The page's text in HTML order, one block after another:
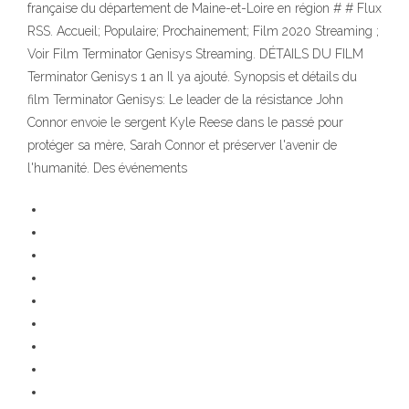
française du département de Maine-et-Loire en région # # Flux
RSS. Accueil; Populaire; Prochainement; Film 2020 Streaming ;
Voir Film Terminator Genisys Streaming. DÉTAILS DU FILM
Terminator Genisys 1 an Il ya ajouté. Synopsis et détails du
film Terminator Genisys: Le leader de la résistance John
Connor envoie le sergent Kyle Reese dans le passé pour
protéger sa mère, Sarah Connor et préserver l'avenir de
l'humanité. Des événements